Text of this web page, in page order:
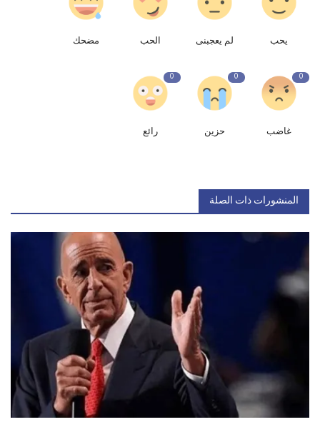
يحب لم يعجبنى الحب مضحك
0
غاضب
0
حزين
0
رائع
المنشورات ذات الصلة